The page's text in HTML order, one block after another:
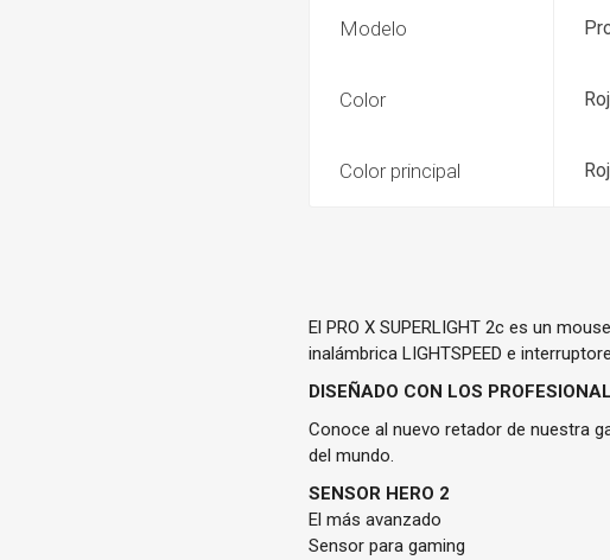
Modelo
Color
Color principal
El PRO X SUPERLIGHT 2c es un
inalámbrica LIGHTSPEED e
DISEÑADO CON LOS
Conoce al nuevo retador de nuestra
del mundo.
SENSOR HERO 2
El más avanzado
Sensor para gaming